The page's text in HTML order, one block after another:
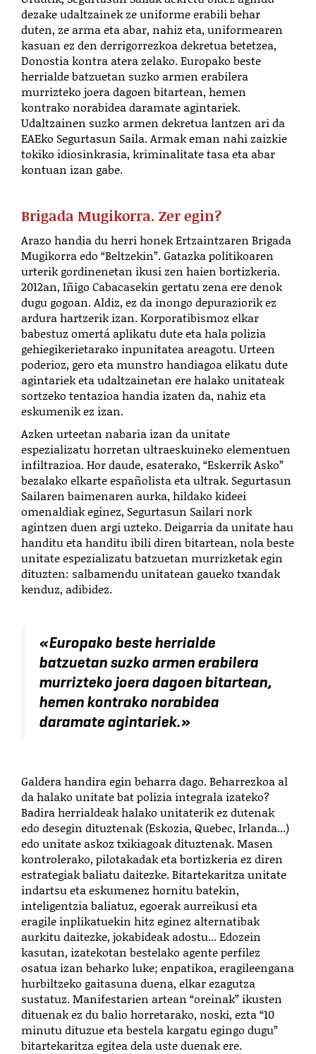
dezake udaltzainek ze uniforme erabili behar
duten, ze arma eta abar, nahiz eta, uniformearen
kasuan ez den derrigorrezkoa dekretua betetzea,
Donostia kontra atera zelako. Europako beste
herrialde batzuetan suzko armen erabilera
murrizteko joera dagoen bitartean, hemen
kontrako norabidea daramate agintariek.
Udaltzainen suzko armen dekretua lantzen ari da
EAEko Segurtasun Saila. Armak eman nahi zaizkie
tokiko idiosinkrasia, kriminalitate tasa eta abar
kontuan izan gabe.
Brigada Mugikorra. Zer egin?
Arazo handia du herri honek Ertzaintzaren Brigada
Mugikorra edo “Beltzekin”. Gatazka politikoaren
urterik gordinenetan ikusi zen haien bortizkeria.
2012an, Iñigo Cabacasekin gertatu zena ere denok
dugu gogoan. Aldiz, ez da inongo depuraziorik ez
ardura hartzerik izan. Korporatibismoz elkar
babestuz omertá aplikatu dute eta hala polizia
gehiegikerietarako inpunitatea areagotu. Urteen
poderioz, gero eta munstro handiagoa elikatu dute
agintariek eta udaltzainetan ere halako unitateak
sortzeko tentazioa handia izaten da, nahiz eta
eskumenik ez izan.
Azken urteetan nabaria izan da unitate
espezializatu horretan ultraeskuineko elementuen
infiltrazioa. Hor daude, esaterako, “Eskerrik Asko”
bezalako elkarte españolista eta ultrak. Segurtasun
Sailaren baimenaren aurka, hildako kideei
omenaldiak eginez, Segurtasun Sailari nork
agintzen duen argi uzteko. Deigarria da unitate hau
handitu eta handitu ibili diren bitartean, nola beste
unitate espezializatu batzuetan murrizketak egin
dituzten: salbamendu unitatean gaueko txandak
kenduz, adibidez.
«Europako beste herrialde
batzuetan suzko armen erabilera
murrizteko joera dagoen bitartean,
hemen kontrako norabidea
daramate agintariek.»
Galdera handira egin beharra dago. Beharrezkoa al
da halako unitate bat polizia integrala izateko?
Badira herrialdeak halako unitaterik ez dutenak
edo desegin dituztenak(Eskozia, Quebec, Irlanda...)
edo unitate askoz txikiagoak dituztenak. Masen
kontrolerako, pilotakadak eta bortizkeria ez diren
estrategiak baliatu daitezke. Bitartekaritza unitate
indartsu eta eskumenez hornitu batekin,
inteligentzia baliatuz, egoerak aurreikusi eta
eragile inplikatuekin hitz eginez alternatibak
aurkitu daitezke, jokabideak adostu... Edozein
kasutan, izatekotan bestelako agente perfilez
osatua izan beharko luke; enpatikoa, eragileengana
hurbiltzeko gaitasuna duena, elkar ezagutza
sustatuz. Manifestarien artean “oreinak” ikusten
dituenak ez du balio horretarako, noski, ezta “10
minutu dituzue eta bestela kargatu egingo dugu”
bitartekaritza egitea dela uste duenak ere.